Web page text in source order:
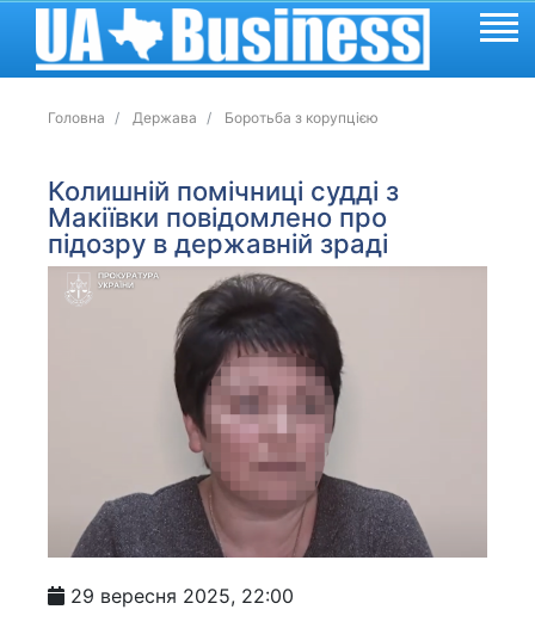
Головна Держава Боротьба з корупцією
Колишній помічниці судді з
Макіївки повідомлено про
підозру в державній зраді
29 вересня 2025, 22:00